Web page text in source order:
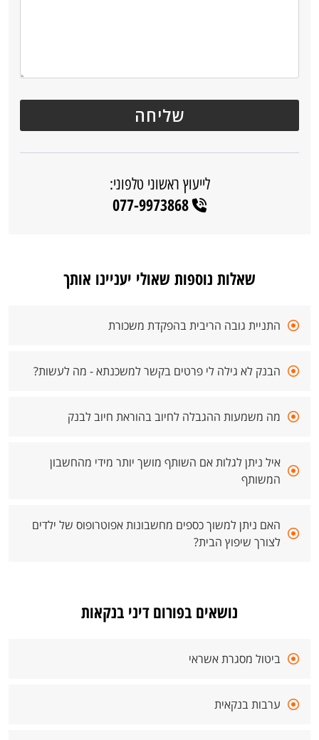
לייעוץ ראשוני טלפוני:
077-9973868
שאלות נוספות שאולי יעניינו אותך
התניית גובה הריבית בהפקדת משכורת
הבנק לא גילה לי פרטים בקשר למשכנתא - מה לעשות?
מה משמעות ההגבלה לחיוב בהוראת חיוב לבנק
איל ניתן לגלות אם השותף מושך יותר מידי מהחשבון
המשותף
האם ניתן למשוך כספים מחשבונות אפוטרופוס של ילדים
לצורך שיפוץ הבית?
נושאים בפורום דיני בנקאות
ביטול מסגרת אשראי
ערבות בנקאית